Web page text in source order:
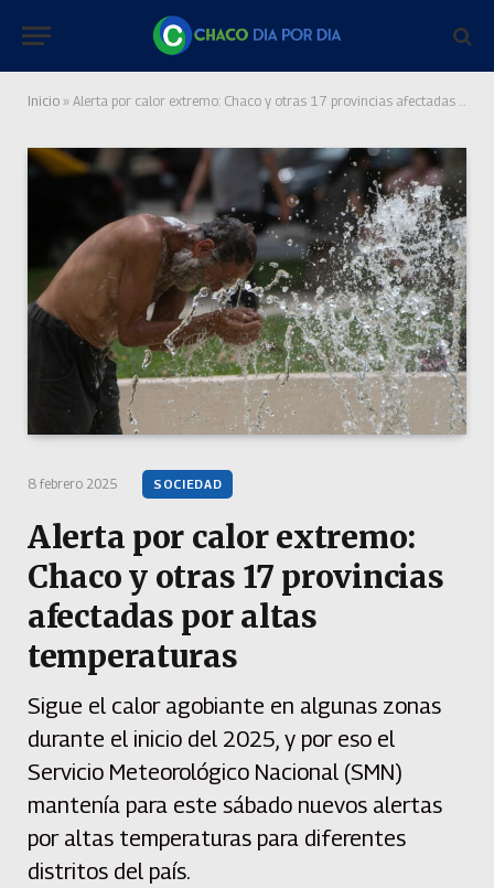
Inicio » Alerta por calor extremo: Chaco y otras 17 provincias afectadas por altas temperaturas
8 febrero 2025 SOCIEDAD
Alerta por calor extremo:
Chaco y otras 17 provincias
afectadas por altas
temperaturas
Sigue el calor agobiante en algunas zonas
durante el inicio del 2025, y por eso el
Servicio Meteorológico Nacional (SMN)
mantenía para este sábado nuevos alertas
por altas temperaturas para diferentes
distritos del país.